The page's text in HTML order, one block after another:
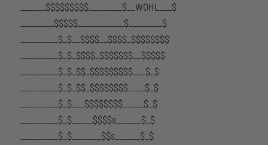
______$$$$$$$$$________$__WOHL___$
________$$$$$___________$________$
_________$_$__$$$$__$$$$_$$$$$$$$
_________$_$_$$$$_$$$$$$$__$$$$$
_________$_$_$$_$$$$$$$$$___$_$
_________$_$_$$_$$$$$$$$____$_$
_________$_$___$$$$$$$$_____$_$
_________$_$_____$$$$s______$_$
_________$_$_______$$s______$_$